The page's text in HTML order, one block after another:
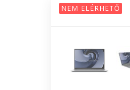
NEM ELÉRHETŐ